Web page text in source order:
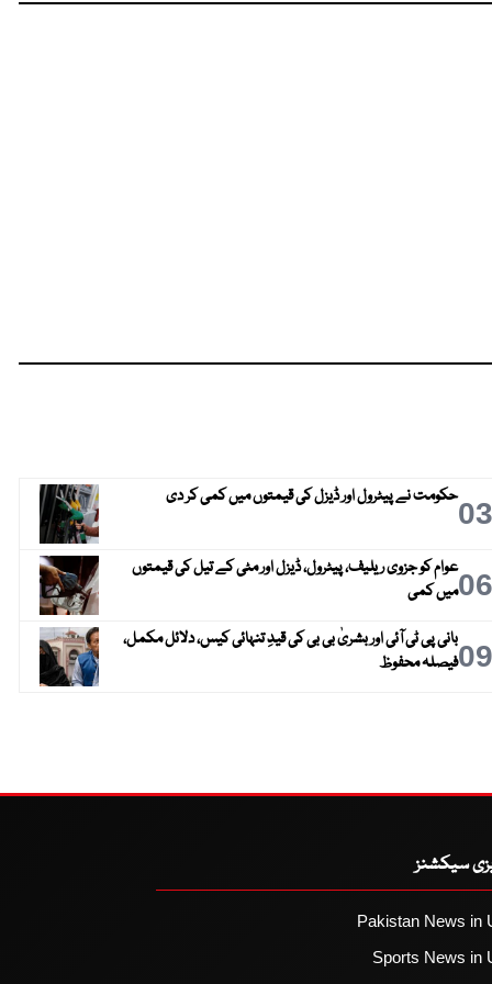
03حکومت نے پیٹرول اور ڈیزل کی قیمتوں میں کمی کر دی
06عوام کو جزوی ریلیف، پیٹرول، ڈیزل اور مٹی کے تیل کی قیمتوں
میں کمی
09بانی پی ٹی آئی اور بشریٰ بی بی کی قیدِ تنہائی کیس، دلائل مکمل،
فیصلہ محفوظ
سیکشنز
Pakistan News in
Sports News in